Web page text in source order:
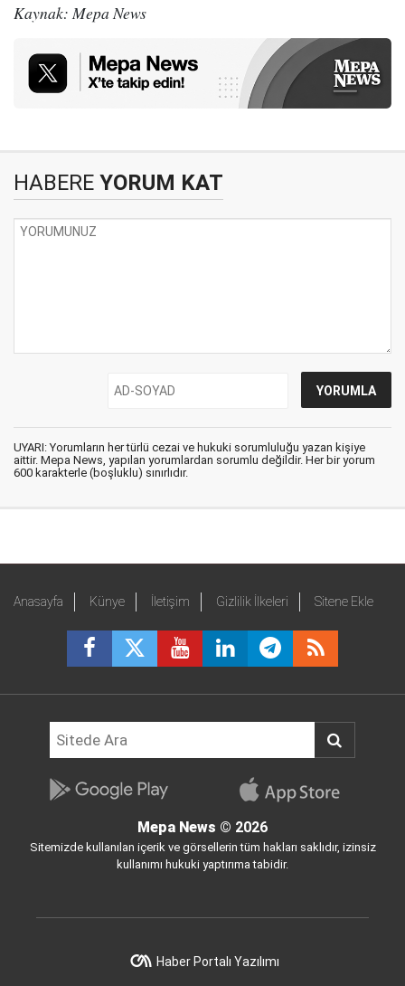
Kaynak: Mepa News
HABERE YORUM KAT
UYARI: Yorumların her türlü cezai ve hukuki sorumluluğu yazan kişiye
aittir. Mepa News, yapılan yorumlardan sorumlu değildir. Her bir yorum
600 karakterle (boşluklu) sınırlıdır.
Anasayfa Künye İletişim Gizlilik İlkeleri Sitene Ekle
Mepa News © 2026
Sitemizde kullanılan içerik ve görsellerin tüm hakları saklıdır, izinsiz
kullanımı hukuki yaptırıma tabidir.
Haber Portalı Yazılımı